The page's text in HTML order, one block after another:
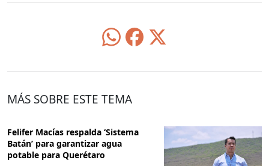
MÁS SOBRE ESTE TEMA
Felifer Macías respalda ‘Sistema
Batán’ para garantizar agua
potable para Querétaro